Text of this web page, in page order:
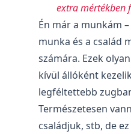
extra mértékben
Én már a munkám
munka és a család
számára. Ezek
kívül állóként
legféltettebb
Természetesen
családjuk, stb, de